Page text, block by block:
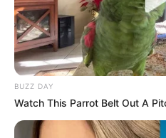
BUZZ DAY
Watch This Parrot Belt Out A